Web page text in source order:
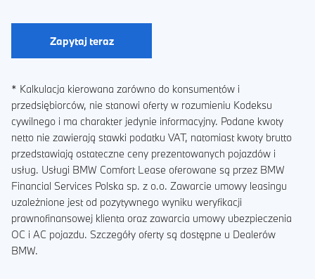
Zapytaj teraz
* Kalkulacja kierowana zarówno do konsumentów i
przedsiębiorców, nie stanowi oferty w rozumieniu Kodeksu
cywilnego i ma charakter jedynie informacyjny. Podane kwoty
netto nie zawierają stawki podatku VAT, natomiast kwoty brutto
przedstawiają ostateczne ceny prezentowanych pojazdów i
usług. Usługi BMW Comfort Lease oferowane są przez BMW
Financial Services Polska sp. z o.o. Zawarcie umowy leasingu
uzależnione jest od pozytywnego wyniku weryfikacji
prawnofinansowej klienta oraz zawarcia umowy ubezpieczenia
OC i AC pojazdu. Szczegóły oferty są dostępne u Dealerów
BMW.